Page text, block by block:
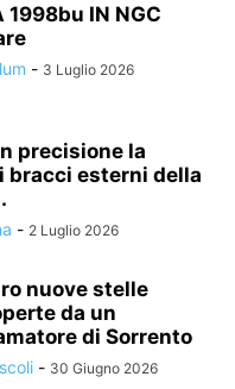
1998bu IN NGC
- 3 Luglio 2026
precisione la
bracci esterni della
- 2 Luglio 2026
nuove stelle
da un
di Sorrento
- 30 Giugno 2026